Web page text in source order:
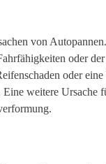
von
oder
oder eine
weitere Ursache